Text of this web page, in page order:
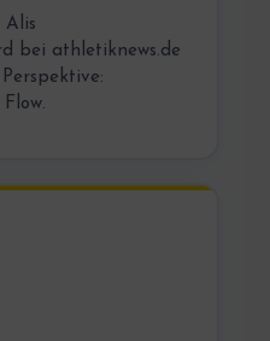
Alis
bei athletiknews.de